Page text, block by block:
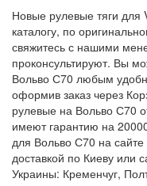
Новые рулевые тяги для
каталогу, по
свяжитесь с нашими
проконсультируют. Вы
Вольво С70 любым
оформив заказ через
рулевые на Вольво С70
имеют гарантию на
для Вольво С70 на
доставкой по Киеву или
Украины: Кременчуг,